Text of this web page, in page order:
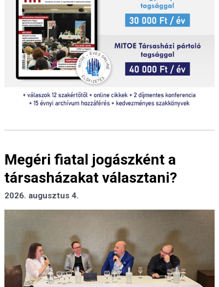
Megéri fiatal jogászként a
társasházakat választani?
2026. augusztus 4.